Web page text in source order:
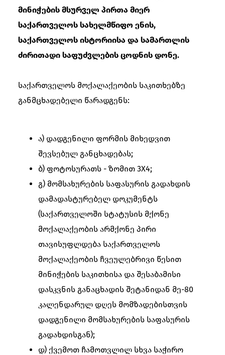
მინიჭების მსურველ პირთა მიერ
საქართველოს სახელმწიფო ენის,
საქართველოს ისტორიისა და სამართლის
ძირითადი საფუძვლების ცოდნის დონე.
საქართველოს მოქალაქეობის საკითხებზე
განმცხადებელი წარადგენს:
ა) დადგენილი ფორმის მიხედვით
შევსებულ განცხადებას;
ბ) ფოტოსურათს - ზომით 3X4;
გ) მომსახურების საფასურის გადახდის
დამადასტურებელ დოკუმენტს
(საქართველოში სტატუსის მქონე
მოქალაქეობის არმქონე პირი
თავისუფლდება საქართველოს
მოქალაქეობის ჩვეულებრივი წესით
მინიჭების საკითხისა და შესაბამისი
დასკვნის განაცხადის შეტანიდან მე-80
კალენდარულ დღეს მომზადებისთვის
დადგენილი მომსახურების საფასურის
გადახდისგან);
დ) ქვემოთ ჩამოთვლილ სხვა საჭირო